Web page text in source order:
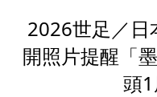
2026世足／日
開照片提醒「
頭